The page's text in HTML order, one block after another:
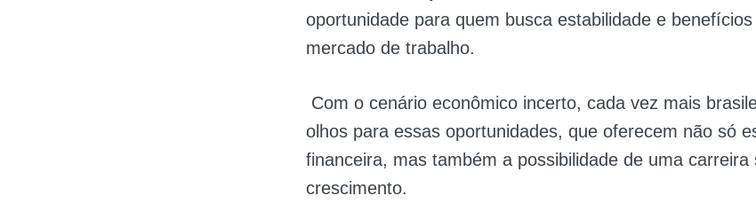
oportunidade para quem busca estabilidade e
mercado de trabalho.
Com o cenário econômico incerto, cada vez mais
olhos para essas oportunidades, que oferecem não só
financeira, mas também a possibilidade de uma carreira
crescimento.